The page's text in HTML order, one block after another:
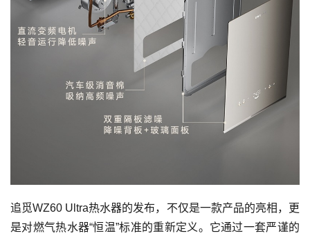
追觅WZ60 Ultra热水器的发布，不仅是一款产品的亮相，更
是对燃气热水器“恒温”标准的重新定义。它通过一套严谨的